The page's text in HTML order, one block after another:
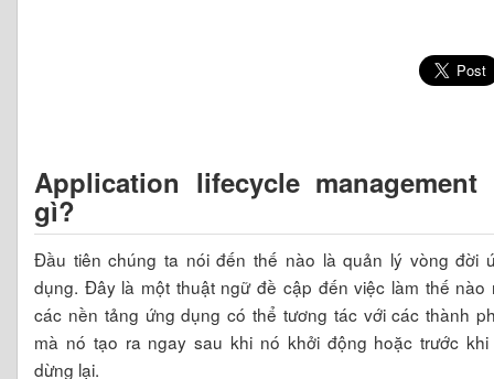
Application lifecycle management
gì?
Đầu tiên chúng ta nói đến thế nào là quản lý vòng đời
dụng. Đây là một thuật ngữ đề cập đến việc làm thế nào
các nền tảng ứng dụng có thể tương tác với các thành
mà nó tạo ra ngay sau khi nó khởi động hoặc trước
dừng lại.